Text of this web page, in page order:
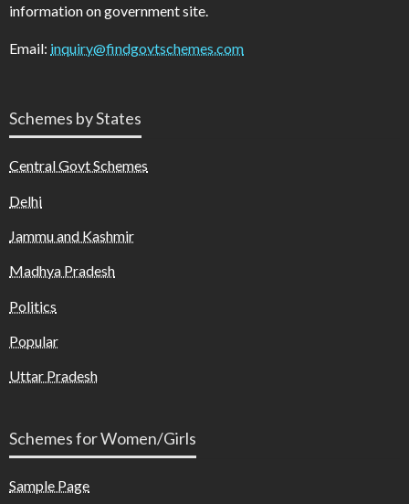
information on government site.
Email: inquiry@findgovtschemes.com
Schemes by States
Central Govt Schemes
Delhi
Jammu and Kashmir
Madhya Pradesh
Politics
Popular
Uttar Pradesh
Schemes for Women/Girls
Sample Page